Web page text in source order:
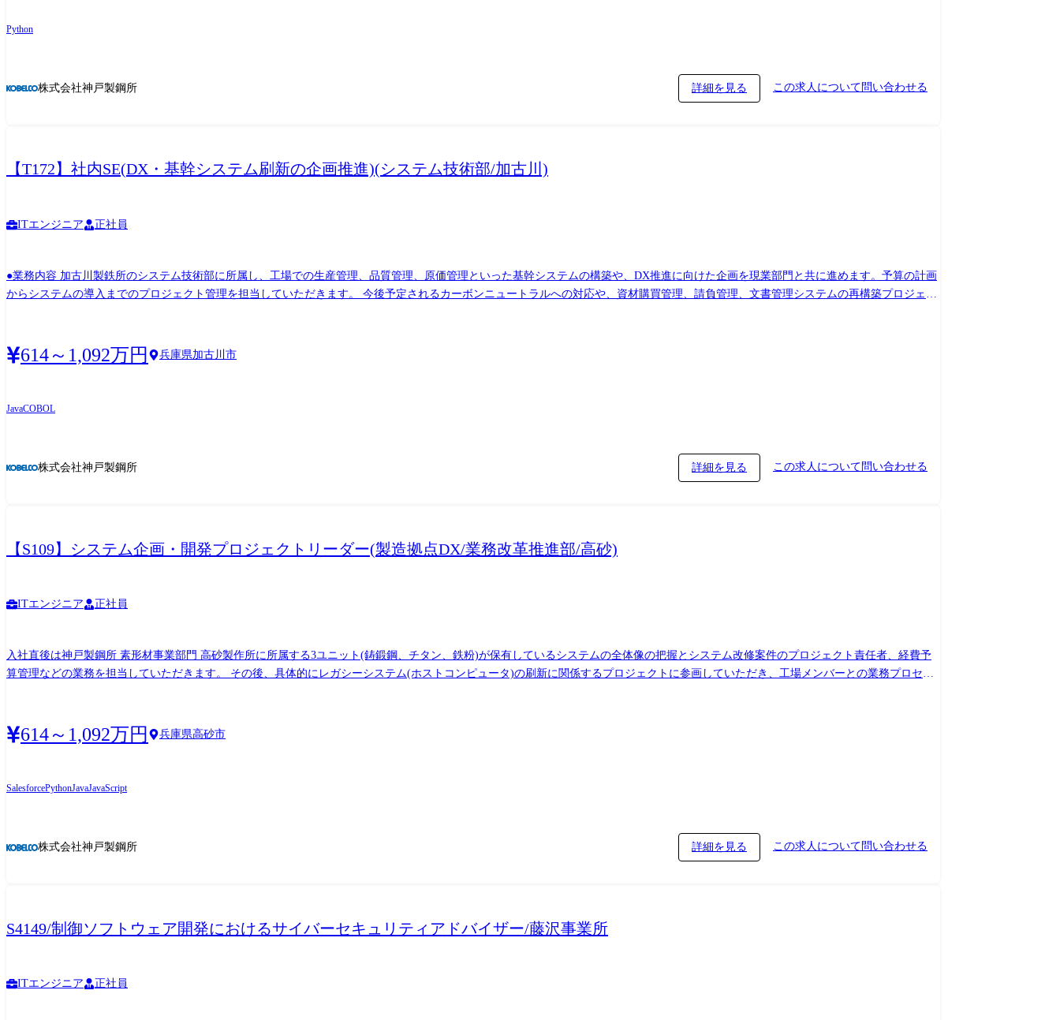
Python
株式会社神戸製鋼所 詳細を見る この求人について問い合わせる
【T172】社内SE(DX・基幹システム刷新の企画推進)(システム技術部/加古川)
ITエンジニア 正社員
●業務内容 加古川製鉄所のシステム技術部に所属し、工場での生産管理、品質管理、原価管理といった基幹システムの構築や、DX推進に向けた企画を現業部門と共に進めます。予算の計画
からシステムの導入までのプロジェクト管理を担当していただきます。 今後予定されるカーボンニュートラルへの対応や、資材購買管理、請負管理、文書管理システムの再構築プロジェク
門でのDX推進企画、ITアーキテクチャの構想に関わることを想定しています。適性に応じて、グループ内のIT部門の責任者や専門職としても幅広く活躍していただくことを期待していま
す。 業務の都合等により、会社の指示する業務への異動を命じることがあります。 ●配属先について <配属組織> 鉄鋼アルミ事業部門 システム技術部 加古川グループ <配属予定部署の
導入、保守運用までを一貫して担当します。基幹システムは、受注、販売、生産、品質管理、会計、購買など、製造業において重要な役割を果たします。このシステムの品質が業務の生産
幹システムとITインフラの企画、立案、開発、運用管理を担当しています。主に製造系のシステム、特に生産管理に焦点を当てています。 加古川では、5G通信を活用してクレーンや搬送設
備の自動化を進め、IoT技術を用いたデジタルツインを目指したシステム基盤の構築に取り組んでいます。また、古くなった基幹システムやオープン系システムの移行にも力を入れ、システ
614～1,092万円 兵庫県加古川市
JavaCOBOL
株式会社神戸製鋼所 詳細を見る この求人について問い合わせる
【S109】システム企画・開発プロジェクトリーダー(製造拠点DX/業務改革推進部/高砂)
ITエンジニア 正社員
入社直後は神戸製鋼所 素形材事業部門 高砂製作所に所属する3ユニット(鋳鍛鋼、チタン、鉄粉)が保有しているシステムの全体像の把握とシステム改修案件のプロジェクト責任者、経費予
算管理などの業務を担当していただきます。 その後、具体的にレガシーシステム(ホストコンピュータ)の刷新に関係するプロジェクトに参画していただき、工場メンバーとの業務プロセス
614～1,092万円 兵庫県高砂市
SalesforcePythonJavaJavaScript
株式会社神戸製鋼所 詳細を見る この求人について問い合わせる
S4149/制御ソフトウェア開発におけるサイバーセキュリティアドバイザー/藤沢事業所
ITエンジニア 正社員